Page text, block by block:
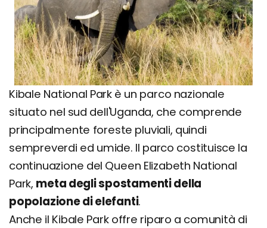
Kibale National Park è un parco nazionale
situato nel sud dell'Uganda, che comprende
principalmente foreste pluviali, quindi
sempreverdi ed umide. Il parco costituisce la
continuazione del Queen Elizabeth National
Park, meta degli spostamenti della
popolazione di elefanti.
Anche il Kibale Park offre riparo a comunità di